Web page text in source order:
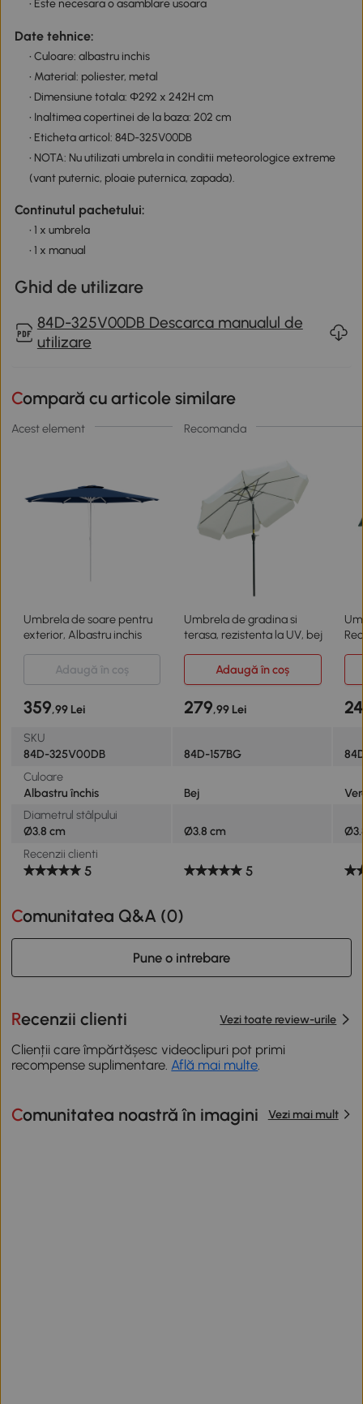
• Este necesara o asamblare usoara
Date tehnice:
• Culoare: albastru inchis
• Material: poliester, metal
• Dimensiune totala: Φ292 x 242H cm
• Inaltimea copertinei de la baza: 202 cm
• Eticheta articol: 84D-325V00DB
• NOTA: Nu utilizati umbrela in conditii meteorologice extreme
(vant puternic, ploaie puternica, zapada).
Continutul pachetului:
• 1 x umbrela
• 1 x manual
Ghid de utilizare
84D-325V00DB Descarca manualul de
utilizare
Compară cu articole similare
Acest element Recomanda
Umbrela de soare pentru
exterior, Albastru inchis
Umbrela de gradina si
terasa, rezistenta la UV, bej
Adaugă în coș Adaugă în coș
359,99 Lei 279,99 Lei
SKU
84D-325V00DB
84D-157BG
Culoare
Albastru închis
Bej
Diametrul stâlpului
Ø3.8 cm
Ø3.8 cm
Recenzii clienti
5 5
Comunitatea Q&A (0)
Pune o intrebare
Recenzii clienti Vezi toate review-urile
Clienții care împărtășesc videoclipuri pot primi
recompense suplimentare. Află mai multe
Comunitatea noastră în imagini Vezi mai mult